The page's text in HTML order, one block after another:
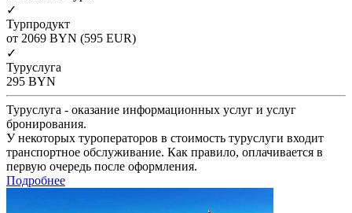
✓
Турпродукт
от 2069 BYN (595 EUR)
✓
Туруслуга
295 BYN
Туруслуга - оказание информационных услуг и услуг
бронирования.
У некоторых туроператоров в стоимость туруслуги входит
транспортное обслуживание. Как правило, оплачивается в
первую очередь после оформления.
Подробнее